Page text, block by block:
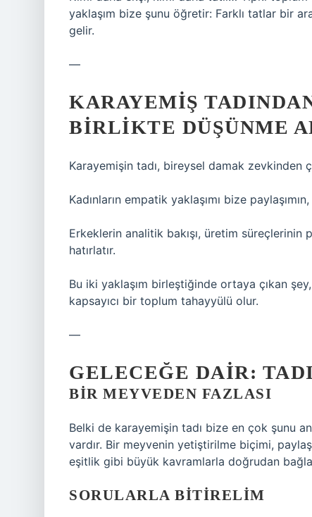
yaklaşım bize şunu öğretir: Farklı tatlar bir
gelir.
—
KARAYEMIŞ
BIRLIKTE DÜŞÜNME
Karayemişin tadı, bireysel damak zevkinden
Kadınların empatik yaklaşımı bize
Erkeklerin analitik bakışı, üretim
hatırlatır.
Bu iki yaklaşım birleştiğinde ortaya çıkan
kapsayıcı bir toplum tahayyülü olur.
—
GELECEĞE DAIR:
BIR MEYVEDEN FAZLASI
Belki de karayemişin tadı bize en çok şunu
vardır. Bir meyvenin yetiştirilme biçimi,
eşitlik gibi büyük kavramlarla doğrudan
SORULARLA BITIRELIM